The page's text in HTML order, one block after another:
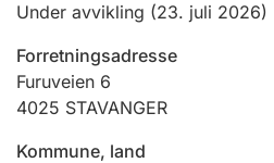
Betaling og jegeravgiftskort
Ektepaktrettleiaren
Under avvikling (23. juli 2026)
Forretningsadresse
Furuveien 6
4025 STAVANGER
Kommune, land